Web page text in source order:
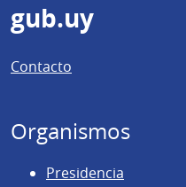
Pie
de
página
gub.uy
Contacto
Organismos
Presidencia